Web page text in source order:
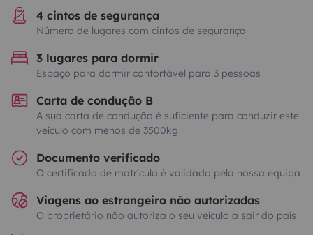
4 cintos de segurança
Número de lugares com cintos de segurança
3 lugares para dormir
Espaço para dormir confortável para 3 pessoas
Carta de condução B
A sua carta de condução é suficiente para conduzir este
veículo com menos de 3500kg
Documento verificado
O certificado de matrícula é validado pela nossa equipa
Viagens ao estrangeiro não autorizadas
O proprietário não autoriza o seu veículo a sair do país